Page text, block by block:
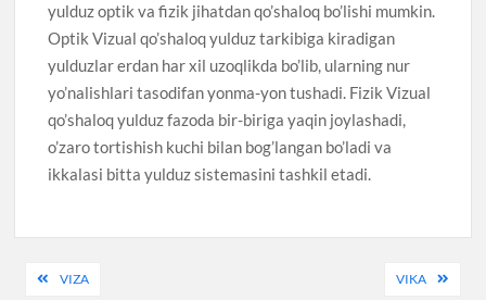
yulduz optik va fizik jihatdan qo’shaloq bo’lishi mumkin.
Optik Vizual qo’shaloq yulduz tarkibiga kiradigan
yulduzlar erdan har xil uzoqlikda bo’lib, ularning nur
yo’nalishlari tasodifan yonma-yon tushadi. Fizik Vizual
qo’shaloq yulduz fazoda bir-biriga yaqin joylashadi,
o’zaro tortishish kuchi bilan bog’langan bo’ladi va
ikkalasi bitta yulduz sistemasini tashkil etadi.
Post
VIZA VIKA